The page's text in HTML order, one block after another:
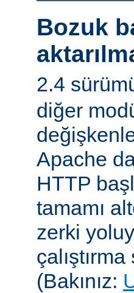
Bozuk
2.4
diğer
Apache
HTTP
tamamı
zerki
(Bakınız: